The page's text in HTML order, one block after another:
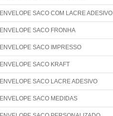
ENVELOPE SACO COM LACRE ADESIVO
ENVELOPE SACO FRONHA
ENVELOPE SACO IMPRESSO
ENVELOPE SACO KRAFT
ENVELOPE SACO LACRE ADESIVO
ENVELOPE SACO MEDIDAS